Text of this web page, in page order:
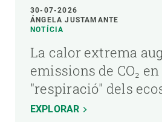
30-07-2026
ÁNGELA JUSTAMANTE
NOTÍCIA
La calor extrema
emissions de CO₂
"respiració" dels
EXPLORAR